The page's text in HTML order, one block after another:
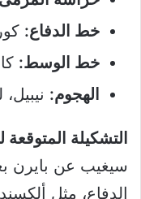
خط الدفاع:
خط الوسط:
الهجوم:
التشكيلة المتوقعة
سيغيب عن بايرن
الدفاع، مثل